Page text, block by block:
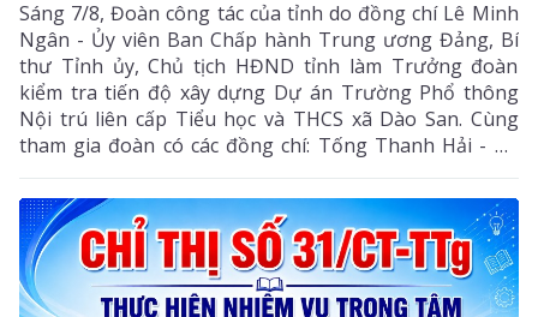
Sáng 7/8, Đoàn công tác của tỉnh do đồng chí Lê Minh
Ngân - Ủy viên Ban Chấp hành Trung ương Đảng, Bí
thư Tỉnh ủy, Chủ tịch HĐND tỉnh làm Trưởng đoàn
kiểm tra tiến độ xây dựng Dự án Trường Phổ thông
Nội trú liên cấp Tiểu học và THCS xã Dào San. Cùng
tham gia đoàn có các đồng chí: Tống Thanh Hải - Uỷ
viên Ban Thường vụ Tỉnh ủy, Phó Chủ tịch Thường
trực UBND tỉnh; Lê Đức Dục - Ủy viên Ban Thường vụ,
Trưởng Ban Tuyên giáo và Dân vận Tỉnh ủy; lãnh đạo
một số sở, ngành liên quan và xã Dào San.